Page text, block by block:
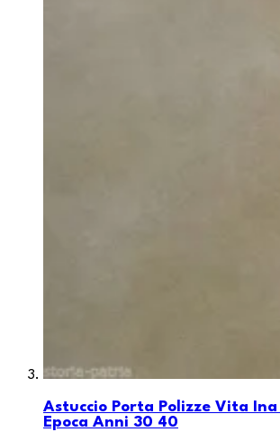
Astuccio Porta Polizze Vita
Epoca Anni 30 40